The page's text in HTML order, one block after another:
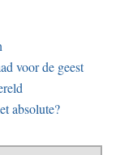
voor de geest
absolute?